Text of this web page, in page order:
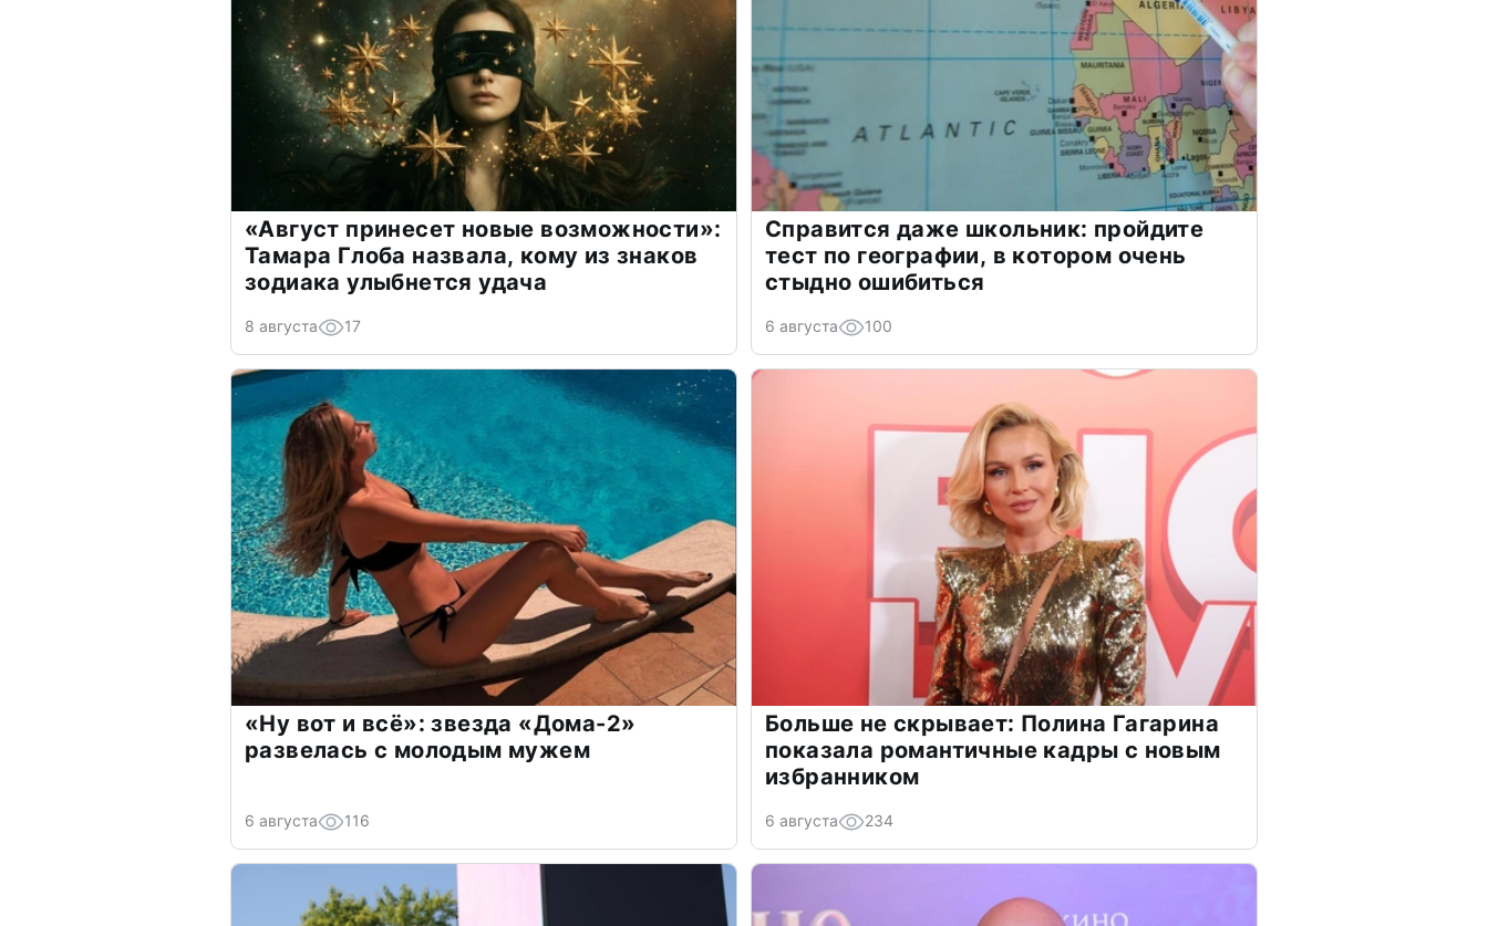
«Август принесет новые возможности»:
Тамара Глоба назвала, кому из знаков
зодиака улыбнется удача
8 августа 17
Справится даже школьник: пройдите
тест по географии, в котором очень
стыдно ошибиться
6 августа 100
«Ну вот и всё»: звезда «Дома-2»
развелась с молодым мужем
6 августа 116
Больше не скрывает: Полина Гагарина
показала романтичные кадры с новым
избранником
6 августа 234